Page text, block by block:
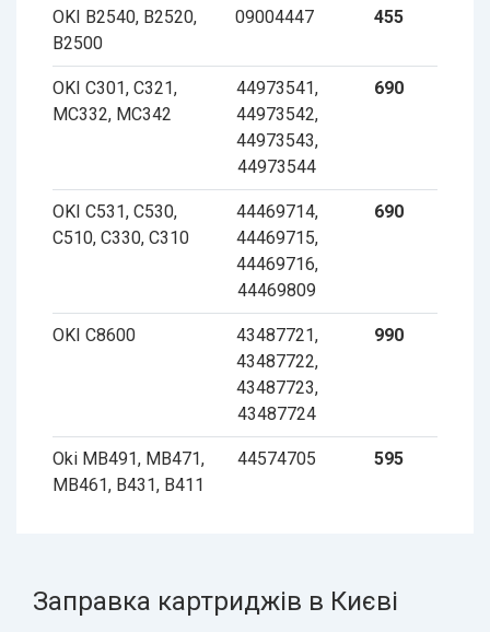
OKI B2540, B2520,
B2500
09004447 455
OKI C301, C321,
MC332, MC342
44973541,
44973542,
44973543,
44973544
690
OKI C531, C530,
C510, C330, C310
44469714,
44469715,
44469716,
44469809
690
OKI C8600
43487721,
43487722,
43487723,
43487724
990
Oki MB491, MB471,
MB461, B431, B411
44574705 595
Заправка картриджів в Києві